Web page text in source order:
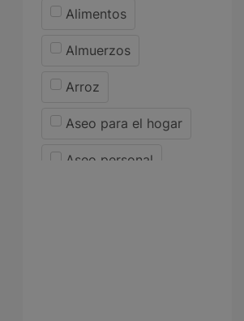
Alimentos
Almuerzos
Arroz
Aseo para el hogar
Aseo personal